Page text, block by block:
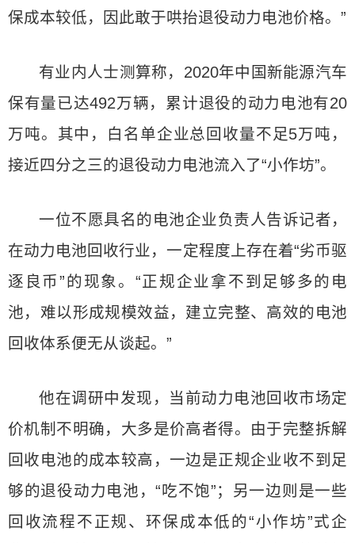
保成本较低，因此敢于哄抬退役动力电池价格。”
有业内人士测算称，2020年中国新能源汽车
保有量已达492万辆，累计退役的动力电池有20
万吨。其中，白名单企业总回收量不足5万吨，
接近四分之三的退役动力电池流入了“小作坊”。
一位不愿具名的电池企业负责人告诉记者，
在动力电池回收行业，一定程度上存在着“劣币驱
逐良币”的现象。“正规企业拿不到足够多的电
池，难以形成规模效益，建立完整、高效的电池
回收体系便无从谈起。”
他在调研中发现，当前动力电池回收市场定
价机制不明确，大多是价高者得。由于完整拆解
回收电池的成本较高，一边是正规企业收不到足
够的退役动力电池，“吃不饱”；另一边则是一些
回收流程不正规、环保成本低的“小作坊”式企